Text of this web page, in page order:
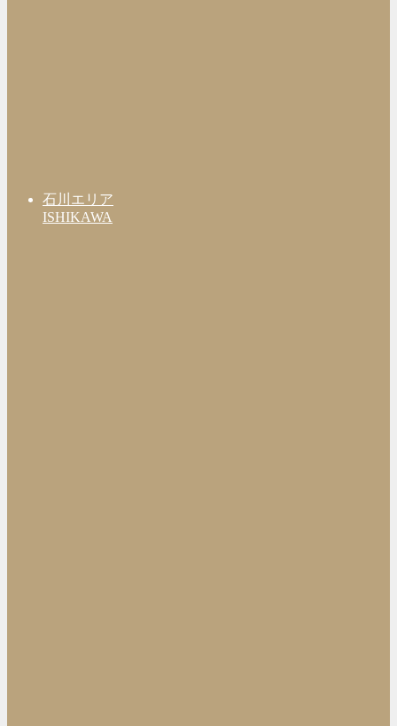
石川エリア
ISHIKAWA